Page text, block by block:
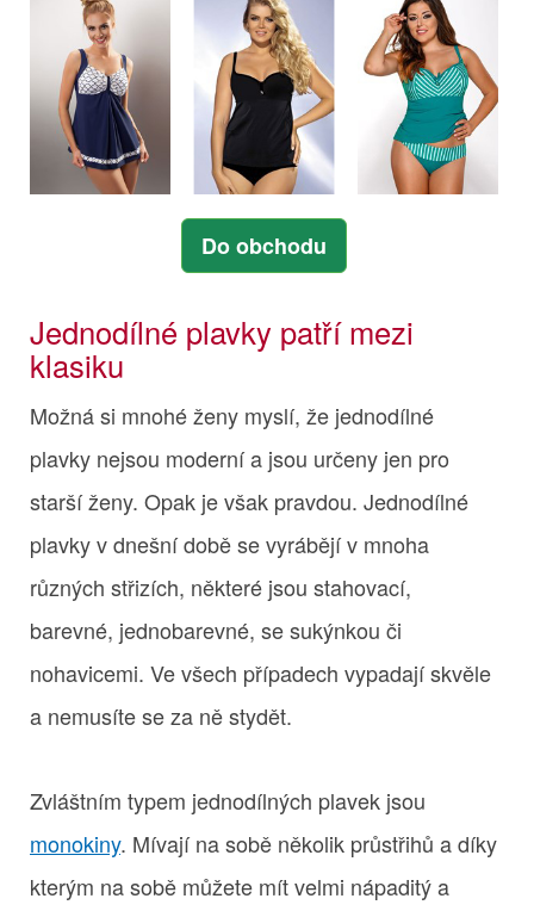
Do obchodu
Jednodílné plavky patří mezi
klasiku
Možná si mnohé ženy myslí, že jednodílné
plavky nejsou moderní a jsou určeny jen pro
starší ženy. Opak je však pravdou. Jednodílné
plavky v dnešní době se vyrábějí v mnoha
různých střizích, některé jsou stahovací,
barevné, jednobarevné, se sukýnkou či
nohavicemi. Ve všech případech vypadají skvěle
a nemusíte se za ně stydět.
Zvláštním typem jednodílných plavek jsou
monokiny. Mívají na sobě několik průstřihů a díky
kterým na sobě můžete mít velmi nápaditý a